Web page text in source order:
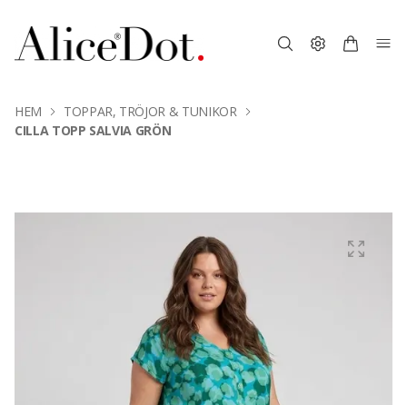
HEM
TOPPAR, TRÖJOR & TUNIKOR
CILLA TOPP SALVIA GRÖN